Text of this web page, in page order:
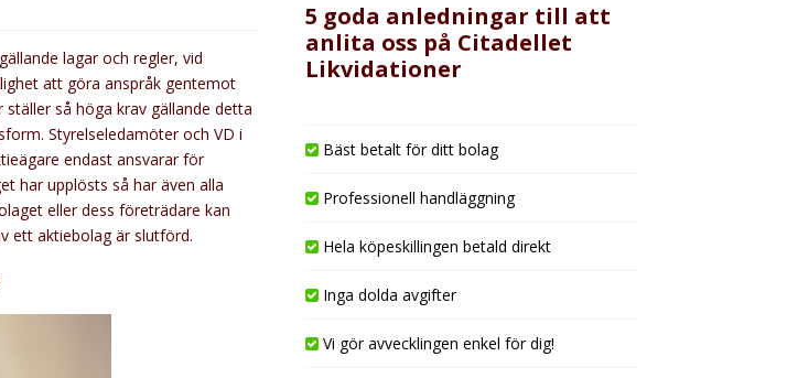
lagar och regler, vid
att göra anspråk gentemot
så höga krav gällande detta
Styrelseledamöter och VD i
endast ansvarar för
har upplösts så har även alla
eller dess företrädare kan
ett aktiebolag är slutförd.
5 goda anledningar till att
anlita oss på Citadellet
Likvidationer
Bäst betalt för ditt bolag
Professionell handläggning
Hela köpeskillingen betald direkt
Inga dolda avgifter
Vi gör avvecklingen enkel för dig!